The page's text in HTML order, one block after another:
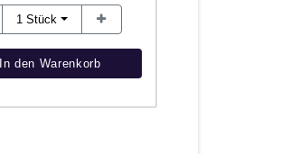
1Stück
In den Warenkorb